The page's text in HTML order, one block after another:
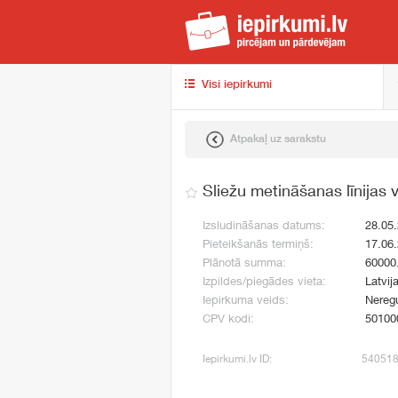
Visi iepirkumi
Atpakaļ uz sarakstu
Sliežu metināšanas līnijas
Izsludināšanas datums:
Pieteikšanās termiņš:
Plānotā summa:
Izpildes/piegādes vieta:
Latvija
Iepirkuma veids:
CPV kodi:
Iepirkumi.lv ID: